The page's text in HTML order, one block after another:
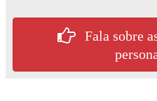
Fala sobre